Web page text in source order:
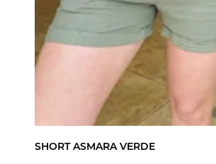
SHORT ASMARA VERDE